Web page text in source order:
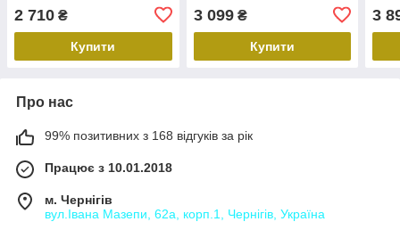
2 710 ₴
Купити
3 099₴
Купити
3
Про нас
99% позитивних з 168 відгуків за рік
Працює з 10.01.2018
м. Чернігів
вул.Івана Мазепи, 62а, корп.1, Чернігів, Україна